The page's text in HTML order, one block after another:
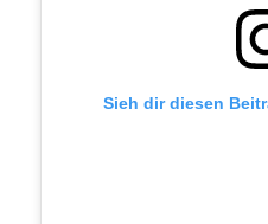
Sieh dir diesen